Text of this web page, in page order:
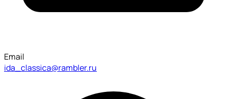
Email
ida_classica@rambler.ru